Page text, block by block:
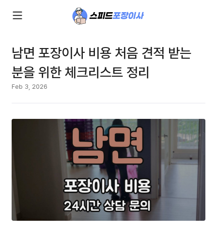
남면 포장이사 비용 처음 견적 받는
분을 위한 체크리스트 정리
Feb 3, 2026